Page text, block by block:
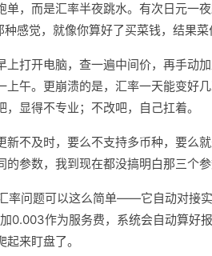
，而是汇率半夜跳水。有次日元一
感觉，就像你算好了买菜钱，结果菜
打开电脑，查一遍中间价，再手动
上午。更崩溃的是，汇率一天能变好
显得不专业；不改吧，自己扛着。
不及时，要么不支持多币种，要么
参数，我到现在都没搞明白那三个参
率问题可以这么简单——它自动对接
0.003作为服务费，系统会自动算好
来盯盘了。